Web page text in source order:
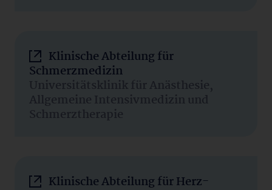
Klinische Abteilung für
Schmerzmedizin
Universitätsklinik für Anästhesie,
Allgemeine Intensivmedizin und
Schmerztherapie
Klinische Abteilung für Herz-